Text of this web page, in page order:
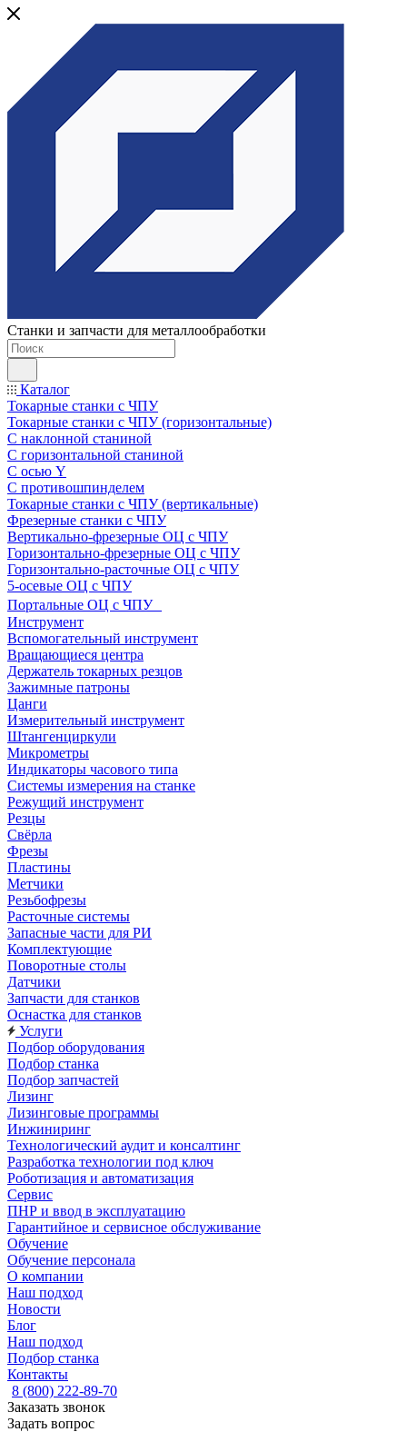
Станки и запчасти для металлообработки
Каталог
Токарные станки с ЧПУ
Токарные станки с ЧПУ (горизонтальные)
С наклонной станиной
С горизонтальной станиной
С осью Y
С противошпинделем
Токарные станки с ЧПУ (вертикальные)
Фрезерные станки с ЧПУ
Вертикально-фрезерные ОЦ с ЧПУ
Горизонтально-фрезерные ОЦ с ЧПУ
Горизонтально-расточные ОЦ с ЧПУ
5-осевые ОЦ с ЧПУ
Портальные ОЦ с ЧПУ
Инструмент
Вспомогательный инструмент
Вращающиеся центра
Держатель токарных резцов
Зажимные патроны
Цанги
Измерительный инструмент
Штангенциркули
Микрометры
Индикаторы часового типа
Системы измерения на станке
Режущий инструмент
Резцы
Свёрла
Фрезы
Пластины
Метчики
Резьбофрезы
Расточные системы
Запасные части для РИ
Комплектующие
Поворотные столы
Датчики
Запчасти для станков
Оснастка для станков
Услуги
Подбор оборудования
Подбор станка
Подбор запчастей
Лизинг
Лизинговые программы
Инжиниринг
Технологический аудит и консалтинг
Разработка технологии под ключ
Роботизация и автоматизация
Сервис
ПНР и ввод в эксплуатацию
Гарантийное и сервисное обслуживание
Обучение
Обучение персонала
О компании
Наш подход
Новости
Блог
Наш подход
Подбор станка
Контакты
8 (800) 222-89-70
Заказать звонок
Задать вопрос